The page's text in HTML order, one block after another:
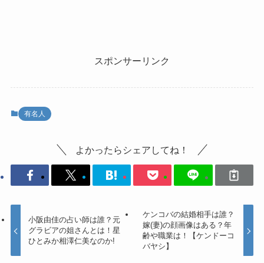
スポンサーリンク
有名人
よかったらシェアしてね！
小阪由佳の占い師は誰？元
グラビアの姐さんとは！星
ひとみか相澤仁美なのか!
ケンコバの結婚相手は誰？
嫁(妻)の顔画像はある？年
齢や職業は！【ケンドーコ
バヤシ】